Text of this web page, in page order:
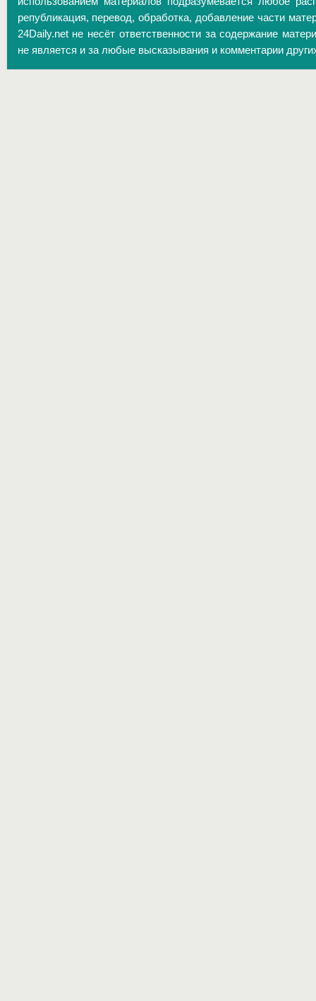
републикация, перевод, обработка, добавление части
24Daily.net не несёт ответственности за содержание
не является и за любые высказывания и комментарии